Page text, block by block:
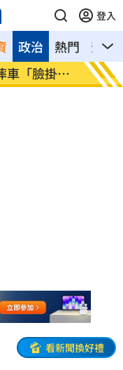
登入
熱門 影音
政治
車「臉掛
台中
句
看新聞換好禮